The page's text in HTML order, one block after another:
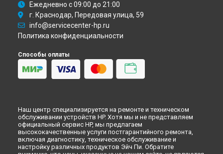
Ежедневно с 09:00 до 21:00
г. Краснодар, Передовая улица, 59
info@servicecenter-hp.ru
Политика конфиденциальности
Способы оплаты
Наш центр специализируется на ремонте и техническом
обслуживании устройств HP. Хотя мы и не представляем
официальный сервис HP, мы предлагаем
высококачественные услуги постгарантийного ремонта,
включая диагностику, техническое обслуживание и
настройку различных продуктов Эйч Пи. Обратите